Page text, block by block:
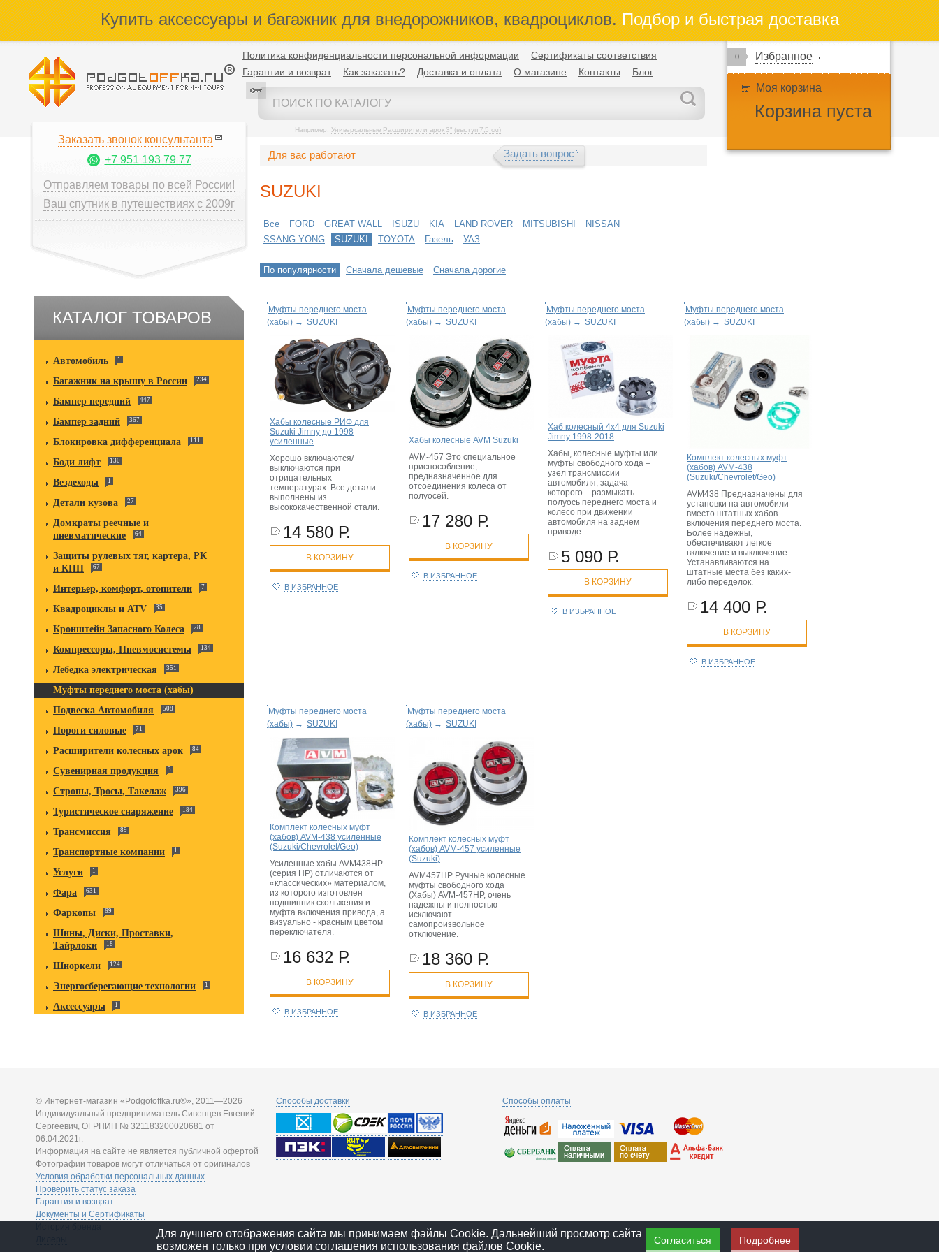
Купить аксессуары и багажник для внедорожников, квадроциклов.Подбор и быстрая доставка
Политика конфиденциальности персональной информации
Сертификаты соответствия
Гарантии и возврат
Как заказать? Доставка и оплата О магазине Контакты Блог
Например: Универсальные Расширители арок 3" (выступ 7,5 см)
0 Избранное
Моя корзина
Корзина пуста
Заказать звонок консультанта
+7 951 193 79 77
Отправляем товары по всей России!
Ваш спутник в путешествиях с 2009г
КАТАЛОГ ТОВАРОВ
Автомобиль 1
Багажник на крышу в России 234
Бампер передний 447
Бампер задний 367
Блокировка дифференциала 111
Боди лифт 130
Вездеходы 1
Детали кузова 27
Домкраты реечные и
пневматические
64
Защиты рулевых тяг, картера, РК
и КПП
67
Интерьер, комфорт, отопители 7
Квадроциклы и ATV 35
Кронштейн Запасного Колеса 28
Компрессоры, Пневмосистемы 134
Лебедка электрическая 351
Муфты переднего моста (хабы)
Подвеска Автомобиля
508
Пороги силовые 71
Расширители колесных арок 84
Сувенирная продукция 3
Стропы, Тросы, Такелаж 396
Туристическое снаряжение 184
Трансмиссия 89
Транспортные компании 1
Услуги 1
Фара 631
Фаркопы 69
Шины, Диски, Проставки,
Тайрлоки
18
Шноркели 124
Энергосберегающие технологии 1
Аксессуары 1
Для вас работают Задать вопрос
SUZUKI
Все FORD GREAT WALL ISUZU KIA LAND ROVER MITSUBISHI
NISSAN
SSANG YONG
SUZUKI TOYOTA Газель УАЗ
По популярности Сначала дешевые Сначала дорогие
Муфты переднего моста
(хабы) → SUZUKI
Хабы колесные РИФ для
Suzuki Jimny до 1998
усиленные
Хорошо включаются/
выключаются при
отрицательных
температурах. Все детали
выполнены из
высококачественной стали.
14 580 Р.
В КОРЗИНУ
В ИЗБРАННОЕ
Муфты переднего моста
(хабы) → SUZUKI
Хабы колесные AVM Suzuki
AVM-457 Это специальное
приспособление,
предназначенное для
отсоединения колеса от
полуосей.
17 280 Р.
В КОРЗИНУ
В ИЗБРАННОЕ
Муфты переднего моста
(хабы) → SUZUKI
Хаб колесный 4x4 для Suzuki
Jimny 1998-2018
Хабы, колесные муфты или
муфты свободного хода –
узел трансмиссии
автомобиля, задача
которого - размыкать
полуось переднего моста и
колесо при движении
автомобиля на заднем
приводе.
5 090 Р.
В КОРЗИНУ
В ИЗБРАННОЕ
Муфты переднего моста
(хабы) → SUZUKI
Комплект колесных муфт
(хабов) AVM-438
(Suzuki/Chevrolet/Geo)
AVM438 Предназначены для
установки на автомобили
вместо штатных хабов
включения переднего моста.
Более надежны,
обеспечивают легкое
включение и выключение.
Устанавливаются на
штатные места без каких-
либо переделок.
14 400 Р.
В КОРЗИНУ
В ИЗБРАННОЕ
Муфты переднего моста
(хабы) → SUZUKI
Комплект колесных муфт
(хабов) AVM-438 усиленные
(Suzuki/Chevrolet/Geo)
Усиленные хабы AVM438HP
(серия HP) отличаются от
«классических» материалом,
из которого изготовлен
подшипник скольжения и
муфта включения привода, а
визуально - красным цветом
переключателя.
16 632 Р.
В КОРЗИНУ
В ИЗБРАННОЕ
Муфты переднего моста
(хабы) → SUZUKI
Комплект колесных муфт
(хабов) AVM-457 усиленные
(Suzuki)
AVM457HP Ручные колесные
муфты свободного хода
(Хабы) AVM-457HP, очень
надежны и полностью
исключают
самопроизвольное
отключение.
18 360 Р.
В КОРЗИНУ
В ИЗБРАННОЕ
© Интернет-магазин «Podgotoffka.ru®», 2011—2026
Индивидуальный предприниматель Сивенцев Евгений
Сергеевич, ОГРНИП № 321183200020681 от
06.04.2021г.
Информация на сайте не является публичной офертой
Фотографии товаров могут отличаться от оригиналов
Условия обработки персональных данных
Проверить статус заказа
Гарантия и возврат
Документы и Сертификаты
Способы доставки Способы оплаты
Для лучшего отображения сайта мы принимаем файлы Cookie. Дальнейший просмотр сайта
возможен только при условии соглашения использования файлов Cookie.
Согласиться Подробнее